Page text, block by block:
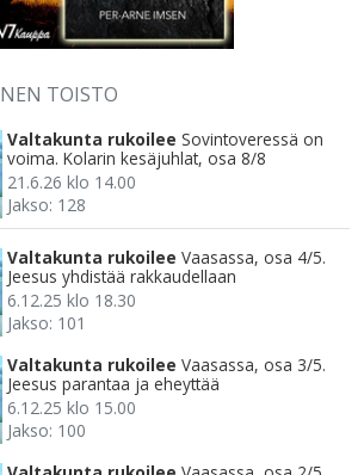
TOISTO
Valtakunta rukoilee Sovintoveressä on
voima. Kolarin kesäjuhlat, osa 8/8
21.6.26 klo 14.00
Jakso: 128
Valtakunta rukoilee Vaasassa, osa 4/5.
Jeesus yhdistää rakkaudellaan
6.12.25 klo 18.30
Jakso: 101
Valtakunta rukoilee Vaasassa, osa 3/5.
Jeesus parantaa ja eheyttää
6.12.25 klo 15.00
Jakso: 100